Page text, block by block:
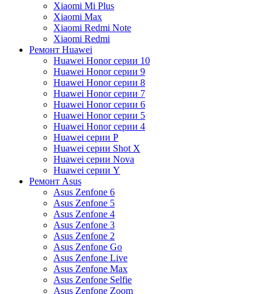
Xiaomi Mi Plus
Xiaomi Max
Xiaomi Redmi Note
Xiaomi Redmi
Ремонт Huawei
Huawei Honor серии 10
Huawei Honor серии 9
Huawei Honor серии 8
Huawei Honor серии 7
Huawei Honor серии 6
Huawei Honor серии 5
Huawei Honor серии 4
Huawei серии P
Huawei серии Shot X
Huawei серии Nova
Huawei серии Y
Ремонт Asus
Asus Zenfone 6
Asus Zenfone 5
Asus Zenfone 4
Asus Zenfone 3
Asus Zenfone 2
Asus Zenfone Go
Asus Zenfone Live
Asus Zenfone Max
Asus Zenfone Selfie
Asus Zenfone Zoom